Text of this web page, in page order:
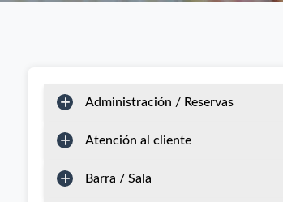
Administración / Reservas
Atención al cliente
Barra / Sala